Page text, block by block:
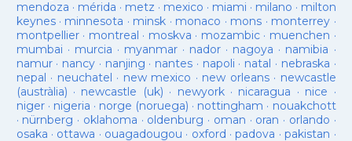
mendoza · mérida · metz · mexico · miami · milano · milton
keynes· minnesota · minsk · monaco · mons · monterrey ·
montpellier· montreal · moskva · mozambic· muenchen ·
mumbai · murcia · myanmar· nador · nagoya · namibia ·
namur· nancy · nanjing · nantes · napoli · natal · nebraska ·
nepal · neuchatel · new mexico · new orleans· newcastle
(austràlia) · newcastle (uk) · newyork· nicaragua · nice ·
niger· nigeria · norge (noruega) · nottingham · nouakchott
· nürnberg · oklahoma · oldenburg · oman · oran · orlando ·
osaka · ottawa · ouagadougou · oxford ·padova ·pakistan ·